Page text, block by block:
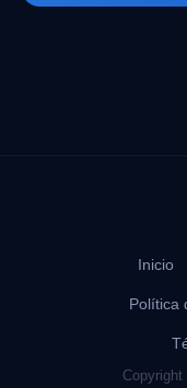
Inicio
Política
Copyright